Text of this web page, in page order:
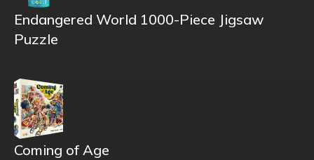
Endangered World 1000-Piece Jigsaw
Puzzle
Coming of Age